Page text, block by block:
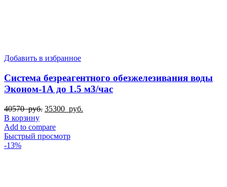
Добавить в избранное
Система безреагентного обезжелезивания воды
Эконом-1А до 1.5 м3/час
40570руб. Первоначальная
составляла
40570
35300 руб.
В корзину
Add to compare
Быстрый просмотр
-13%